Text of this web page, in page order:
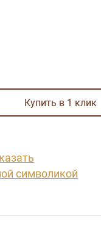
купить в 1 клик
символикой